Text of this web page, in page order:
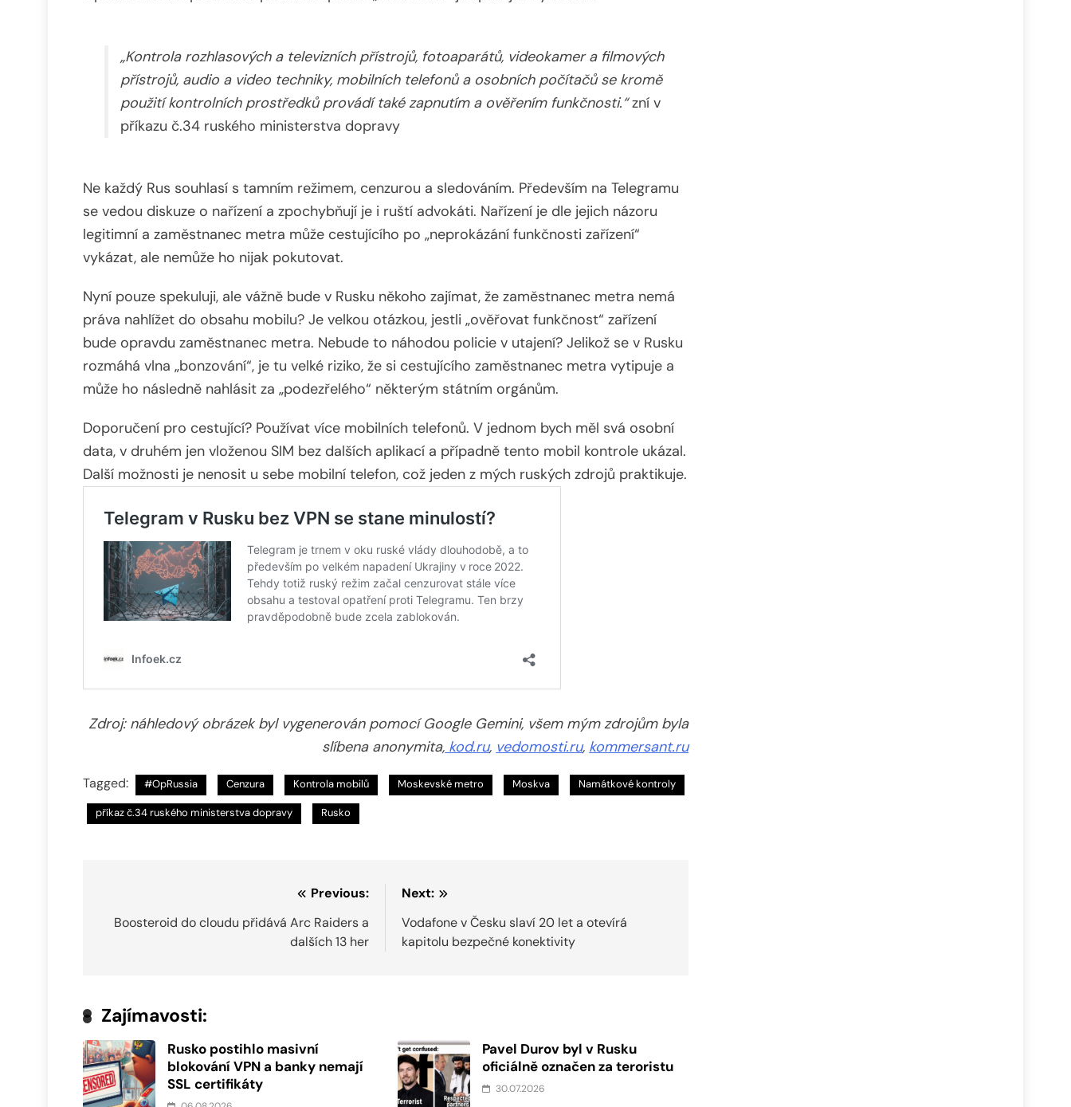
„Kontrola rozhlasových a televizních přístrojů, fotoaparátů, videokamer a filmových
přístrojů, audio a video techniky, mobilních telefonů a osobních počítačů se kromě
použití kontrolních prostředků provádí také zapnutím a ověřením funkčnosti.“zní v
příkazu č.34 ruského ministerstva dopravy
Ne každý Rus souhlasí s tamním režimem, cenzurou a sledováním. Především na Telegramu
se vedou diskuze o nařízení a zpochybňují je i ruští advokáti. Nařízení je dle jejich názoru
legitimní a zaměstnanec metra může cestujícího po „neprokázání funkčnosti zařízení“
vykázat, ale nemůže ho nijak pokutovat.
Nyní pouze spekuluji, ale vážně bude v Rusku někoho zajímat, že zaměstnanec metra nemá
práva nahlížet do obsahu mobilu? Je velkou otázkou, jestli „ověřovat funkčnost“ zařízení
bude opravdu zaměstnanec metra. Nebude to náhodou policie v utajení? Jelikož se v Rusku
rozmáhá vlna „bonzování“, je tu velké riziko, že si cestujícího zaměstnanec metra vytipuje a
může ho následně nahlásit za „podezřelého“ některým státním orgánům.
Doporučení pro cestující? Používat více mobilních telefonů. V jednom bych měl svá osobní
data, v druhém jen vloženou SIM bez dalších aplikací a případně tento mobil kontrole ukázal.
Další možnosti je nenosit u sebe mobilní telefon, což jeden z mých ruských zdrojů praktikuje.
Zdroj: náhledový obrázek byl vygenerován pomocí Google Gemini, všem mým zdrojům byla
slíbena anonymita, kod.ru, vedomosti.ru, kommersant.ru
Tagged: #OpRussia Cenzura Kontrola mobilů Moskevské metro Moskva Namátkové kontroly
příkaz č.34 ruského ministerstva dopravy Rusko
pro
Previous:
Boosteroid do cloudu přidává Arc Raiders a
dalších 13 her
Next:
Vodafone v Česku slaví 20 let a otevírá
kapitolu bezpečné konektivity
Zajímavosti:
Rusko postihlo masivní
blokování VPN a banky nemají
SSL certifikáty
Pavel Durov byl v Rusku
oficiálně označen za teroristu
30.07.2026